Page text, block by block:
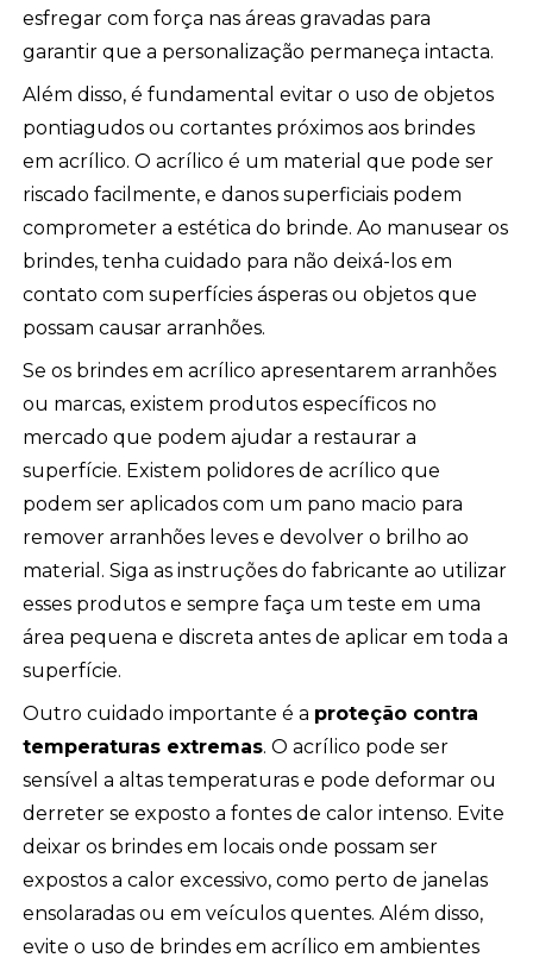
esfregar com força nas áreas gravadas para
garantir que a personalização permaneça intacta.
Além disso, é fundamental evitar o uso de objetos
pontiagudos ou cortantes próximos aos brindes
em acrílico. O acrílico é um material que pode ser
riscado facilmente, e danos superficiais podem
comprometer a estética do brinde. Ao manusear os
brindes, tenha cuidado para não deixá-los em
contato com superfícies ásperas ou objetos que
possam causar arranhões.
Se os brindes em acrílico apresentarem arranhões
ou marcas, existem produtos específicos no
mercado que podem ajudar a restaurar a
superfície. Existem polidores de acrílico que
podem ser aplicados com um pano macio para
remover arranhões leves e devolver o brilho ao
material. Siga as instruções do fabricante ao utilizar
esses produtos e sempre faça um teste em uma
área pequena e discreta antes de aplicar em toda a
superfície.
Outro cuidado importante é a proteção contra
temperaturas extremas. O acrílico pode ser
sensível a altas temperaturas e pode deformar ou
derreter se exposto a fontes de calor intenso. Evite
deixar os brindes em locais onde possam ser
expostos a calor excessivo, como perto de janelas
ensolaradas ou em veículos quentes. Além disso,
evite o uso de brindes em acrílico em ambientes